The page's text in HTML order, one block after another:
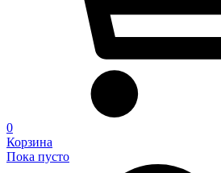
0
Корзина
Пока пусто